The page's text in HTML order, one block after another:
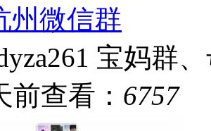
州微信群
宝妈群
前查看： 6757